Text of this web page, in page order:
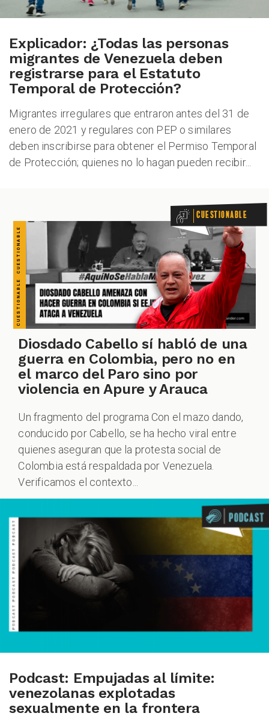
Explicador: ¿Todas las personas
migrantes de Venezuela deben
registrarse para el Estatuto
Temporal de Protección?
Migrantes irregulares que entraron antes del 31 de
enero de 2021 y regulares con PEP o similares
deben inscribirse para obtener el Permiso Temporal
de Protección; quienes no lo hagan pueden recibir...
CUESTIONABLE CUESTIONABLE CUESTIONABLE CUESTIONABLE CUESTIONABLE CUESTIONABLE CUESTIONABLE Cuestionable
Diosdado Cabello sí habló de una
guerra en Colombia, pero no en
el marco del Paro sino por
violencia en Apure y Arauca
Un fragmento del programa Con el mazo dando,
conducido por Cabello, se ha hecho viral entre
quienes aseguran que la protesta social de
Colombia está respaldada por Venezuela.
Verificamos el contexto...
Podcast: Empujadas al límite:
venezolanas explotadas
sexualmente en la frontera